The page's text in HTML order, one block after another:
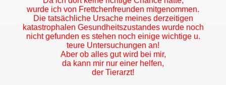
wurde ich von Frettchenfreunden mitgenommen.
Die tatsächliche Ursache meines derzeitigen
katastrophalen Gesundheitszustandes wurde noch
nicht gefunden es stehen noch einige wichtige u.
teure Untersuchungen an!
Aber ob alles gut wird bei mir,
da kann mir nur einer helfen,
der Tierarzt!